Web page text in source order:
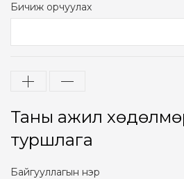
Бичиж орчуулах
Таны ажил
туршлага
Байгууллагын нэр